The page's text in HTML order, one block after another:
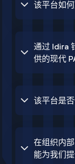
该平台如
通过 Idira
供的现代
该平台是
在组织内
能为我们